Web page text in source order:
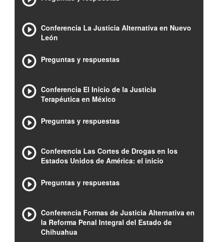
Conferencia La Justicia Alternativa en Nuevo
León
Preguntas y respuestas
Conferencia El Inicio de la Justicia
Terapéutica en México
Preguntas y respuestas
Conferencia Las Cortes de Drogas en los
Estados Unidos de América: el inicio
Preguntas y respuestas
Conferencia Formas de Justicia Alternativa en
la Reforma Penal Integral del Estado de
Chihuahua